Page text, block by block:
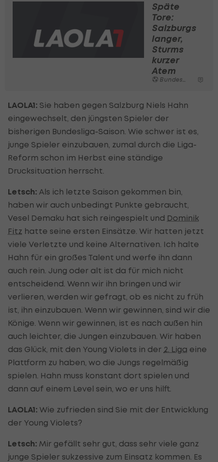
Späte
Tore:
Salzburgs
langer,
Sturms
kurzer
Atem
Bundesliga
LAOLA1: Sie haben gegen Salzburg Niels Hahn
eingewechselt, den jüngsten Spieler der
bisherigen Bundesliga-Saison. Wie schwer ist es,
junge Spieler einzubauen, zumal durch die Liga-
Reform schon im Herbst eine ständige
Drucksituation herrscht.
Letsch: Als ich letzte Saison gekommen bin,
haben wir auch unbedingt Punkte gebraucht,
Vesel Demaku hat sich reingespielt und Dominik
Fitz hatte seine ersten Einsätze. Wir hatten jetzt
viele Verletzte und keine Alternativen. Ich halte
Hahn für ein großes Talent und werfe ihn dann
auch rein. Jung oder alt ist da für mich nicht
entscheidend. Wenn wir ihn bringen und wir
verlieren, werden wir gefragt, ob es nicht zu früh
ist, ihn einzubauen. Wenn wir gewinnen, sind wir die
Könige. Wenn wir gewinnen, ist es nach außen hin
auch leichter, die Jungen einzubauen. Wir haben
das Glück, mit den Young Violets in der 2. Liga eine
Plattform zu haben, wo die Jungs regelmäßig
spielen. Hahn muss konstant dort spielen und
dann auf einem Level sein, wo er uns hilft.
LAOLA1: Wie zufrieden sind Sie mit der Entwicklung
der Young Violets?
Letsch: Mir gefällt sehr gut, dass sehr viele ganz
junge Spieler sukzessive zum Einsatz kommen. Es